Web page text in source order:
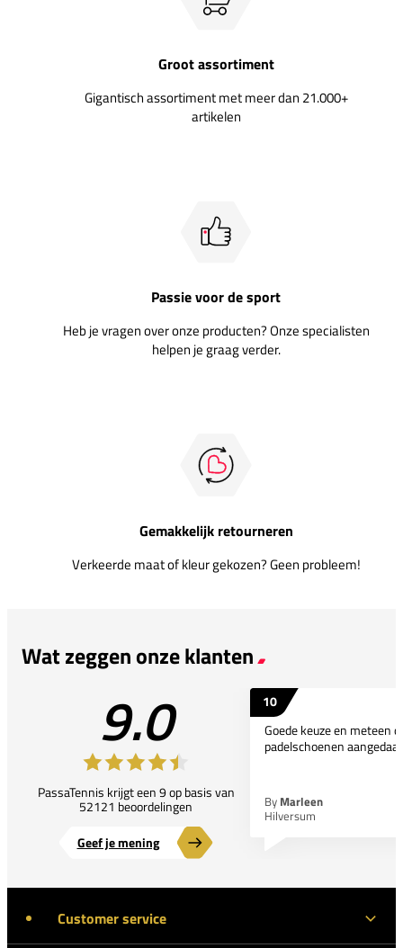
Groot assortiment
Gigantisch assortiment met meer dan 21.000+
artikelen
Passie voor de sport
Heb je vragen over onze producten? Onze specialisten
helpen je graag verder.
Gemakkelijk retourneren
Verkeerde maat of kleur gekozen? Geen probleem!
Wat zeggen onze klanten
9.0
PassaTennis krijgt een 9 op basis van
52121 beoordelingen
Geef je mening
10
Goede keuze en meteen
padelschoenen
By Marleen
Hilversum
Customer service